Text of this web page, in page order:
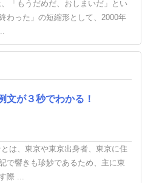
「もうだめだ、おしまいだ」とい
わった」の短縮形として、2000年
文が３秒でわかる！
は、東京や東京出身者、東京に住
で響きも珍妙であるため、主に東
際 ...